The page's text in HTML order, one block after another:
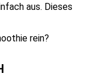
aus. Dieses
rein?